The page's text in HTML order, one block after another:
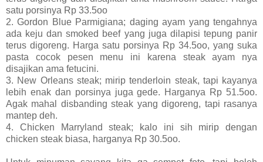
satu porsinya Rp 33.5oo
2. Gordon Blue Parmigiana; daging ayam yang tengahnya
ada keju dan smoked beef yang juga dilapisi tepung panir
terus digoreng. Harga satu porsinya Rp 34.5oo, yang suka
pasta cocok pesen menu ini karena steak ayam nya
disajikan ama fetucini.
3. New Orleans steak; mirip tenderloin steak, tapi kayanya
lebih enak dan porsinya juga gede. Harganya Rp 51.5oo.
Agak mahal disbanding steak yang digoreng, tapi rasanya
mantep deh.
4. Chicken Marryland steak; kalo ini sih mirip dengan
chicken steak biasa, harganya Rp 30.5oo.